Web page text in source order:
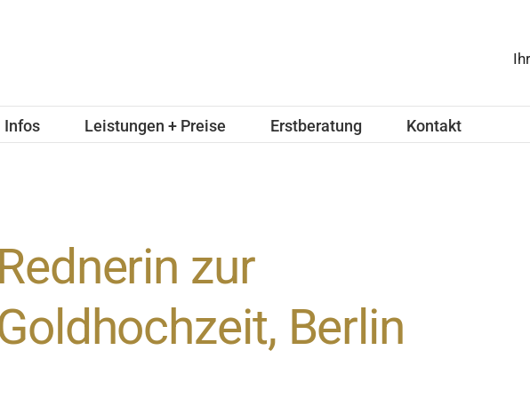
Infos Leistungen + Preise Erstberatung Kontakt
Rednerin zur
Berlin